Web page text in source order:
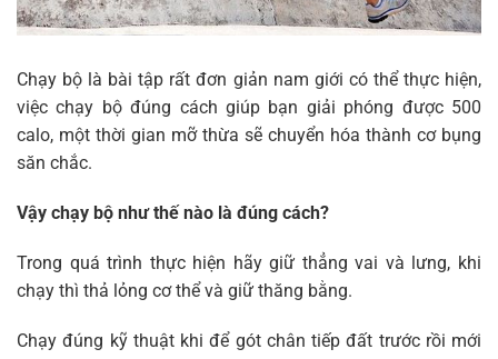
Chạy bộ là bài tập rất đơn giản nam giới có thể thực hiện,
việc chạy bộ đúng cách giúp bạn giải phóng được 500
calo, một thời gian mỡ thừa sẽ chuyển hóa thành cơ bụng
săn chắc.
Vậy chạy bộ như thế nào là đúng cách?
Trong quá trình thực hiện hãy giữ thẳng vai và lưng, khi
chạy thì thả lỏng cơ thể và giữ thăng bằng.
Chạy đúng kỹ thuật khi để gót chân tiếp đất trước rồi mới